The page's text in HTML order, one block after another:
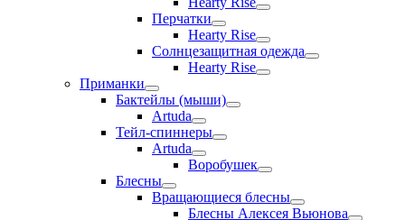
Перчатки
Hearty Rise
Солнцезащитная одежда
Hearty Rise
Приманки
Бактейлы (мыши)
Artuda
Тейл-спиннеры
Artuda
Воробушек
Блесны
Вращающиеся блесны
Блесны Алексея Вьюнова